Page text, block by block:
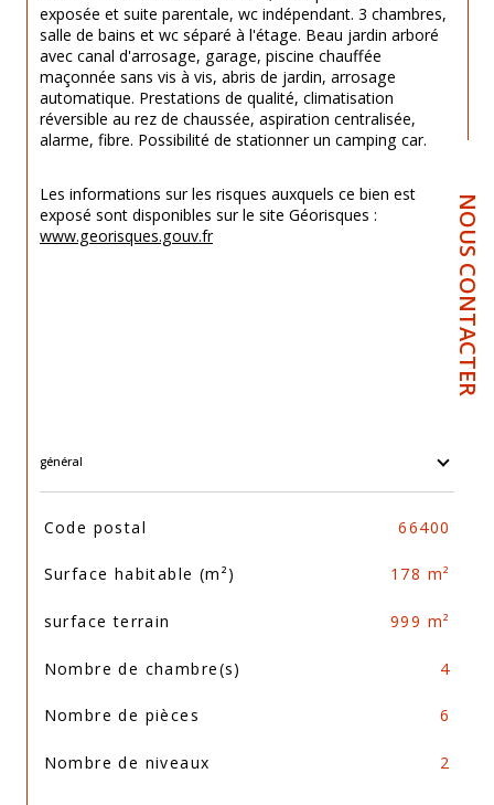
NOUS CONTACTER
exposée et suite parentale, wc indépendant. 3 chambres,
salle de bains et wc séparé à l'étage. Beau jardin arboré
avec canal d'arrosage, garage, piscine chauffée
maçonnée sans vis à vis, abris de jardin, arrosage
automatique. Prestations de qualité, climatisation
réversible au rez de chaussée, aspiration centralisée,
alarme, fibre. Possibilité de stationner un camping car.
Les informations sur les risques auxquels ce bien est
exposé sont disponibles sur le site Géorisques :
www.georisques.gouv.fr
général
TRAD_SIROCCO_Caracteristique
Code postal 66400
Surface habitable (m²) 178 m²
surface terrain 999 m²
Nombre de chambre(s) 4
Nombre de pièces 6
Nombre de niveaux 2